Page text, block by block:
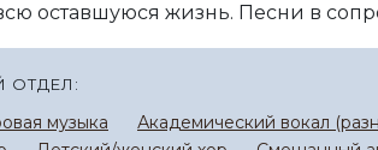
оставшуюся жизнь. Песни в
ОТДЕЛ:
музыка Академический вокал